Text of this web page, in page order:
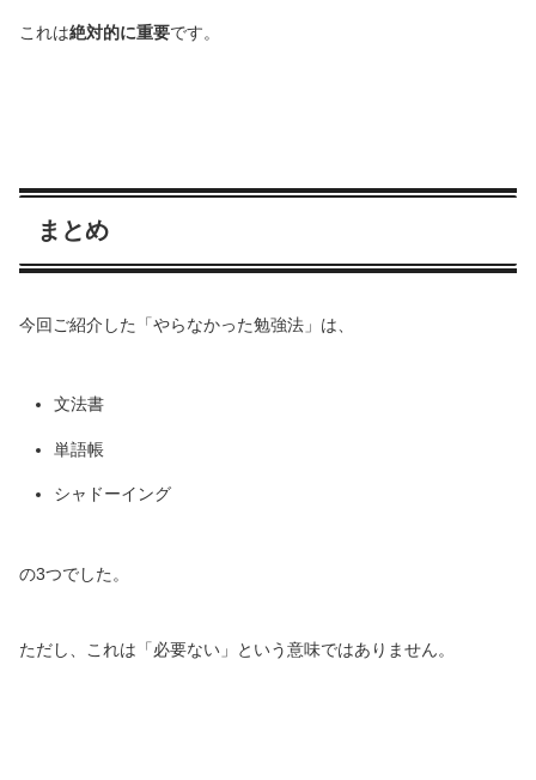
これは絶対的に重要です。
まとめ
今回ご紹介した「やらなかった勉強法」は、
文法書
単語帳
シャドーイング
の3つでした。
ただし、これは「必要ない」という意味ではありません。